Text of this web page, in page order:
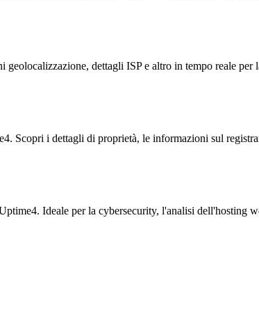
dettagli ISP e altro in tempo reale per
i dettagli di proprietà, le informazioni sul
Ideale per la cybersecurity, l'analisi dell'hosting